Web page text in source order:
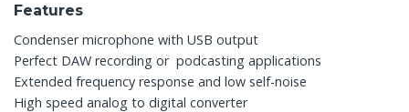
Features
Condenser microphone with USB output
Perfect DAW recording or podcasting applications
Extended frequency response and low self-noise
High speed analog to digital converter